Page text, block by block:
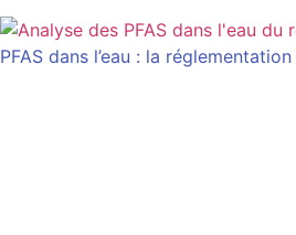
PFAS dans l’eau : la